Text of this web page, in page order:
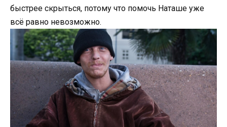
быстрее скрыться, потому что помочь Наташе уже
всё равно невозможно.